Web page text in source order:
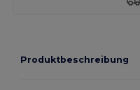
Produktbeschreibung